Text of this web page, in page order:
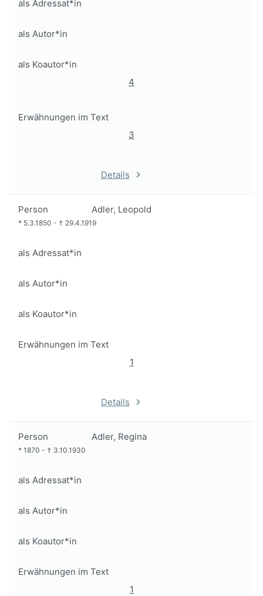
als Adressat*in
als Autor*in
als Koautor*in
4
Erwähnungen im Text
3
Details
Person Adler, Leopold
* 5.3.1850 - † 29.4.1919
als Adressat*in
als Autor*in
als Koautor*in
Erwähnungen im Text
1
Details
Person Adler, Regina
* 1870 - † 3.10.1930
als Adressat*in
als Autor*in
als Koautor*in
Erwähnungen im Text
1